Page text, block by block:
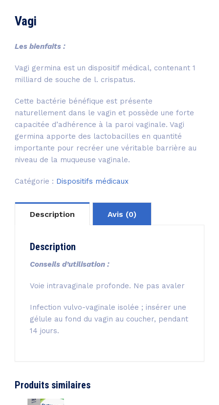
Vagi
Les bienfaits :
Vagi germina est un dispositif médical, contenant 1
milliard de souche de l. crispatus.
Cette bactérie bénéfique est présente
naturellement dans le vagin et possède une forte
capacitée d’adhérence à la paroi vaginale. Vagi
germina apporte des lactobacilles en quantité
importante pour recréer une véritable barrière au
niveau de la muqueuse vaginale.
Catégorie : Dispositifs médicaux
Description Avis (0)
Description
Conseils d’utilisation :
Voie intravaginale profonde. Ne pas avaler
Infection vulvo-vaginale isolée ; insérer une
gélule au fond du vagin au coucher, pendant
14 jours.
Produits similaires